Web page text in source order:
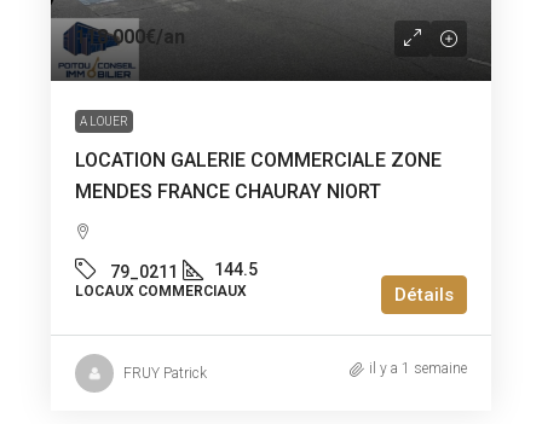
118 000€/an
A LOUER
LOCATION GALERIE COMMERCIALE ZONE
MENDES FRANCE CHAURAY NIORT
79_0211 144.5
LOCAUX COMMERCIAUX Détails
FRUY Patrick il y a 1 semaine